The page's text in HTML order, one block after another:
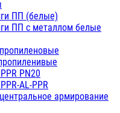
ПП (белые)
ПП с металлом белые
PN20
AL-PPR
армирование